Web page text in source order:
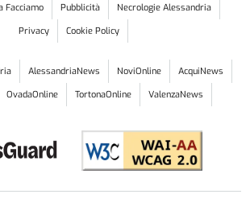
Facciamo Pubblicità
Necrologie Alessandria
Privacy
Cookie Policy
AlessandriaNews NoviOnline
AcquiNews
OvadaOnline TortonaOnline ValenzaNews